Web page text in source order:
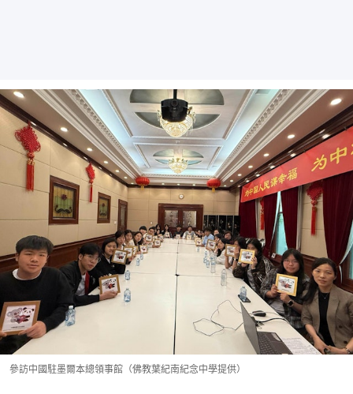
參訪中國駐墨爾本總領事館（佛教葉紀南紀念中學提供）